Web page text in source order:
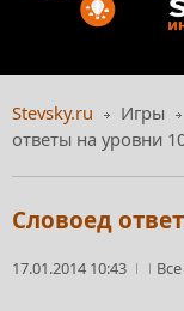
Stevsky.ru Игры
ответы на уровни
Словоед
17.01.2014 10:43